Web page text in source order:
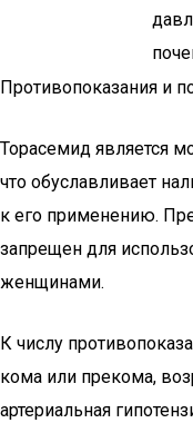
Противопоказания и
Торасемид является
что обуславливает
к его применению.
запрещен для
женщинами.
К числу
кома или прекома,
артериальная